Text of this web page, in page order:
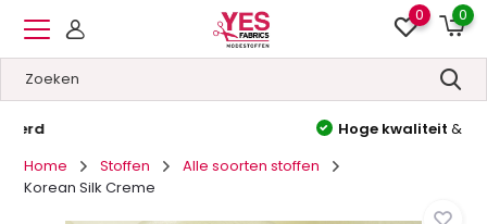
0 0
Lage prijzen
Home
Stoffen
Alle soorten stoffen
Korean Silk Creme